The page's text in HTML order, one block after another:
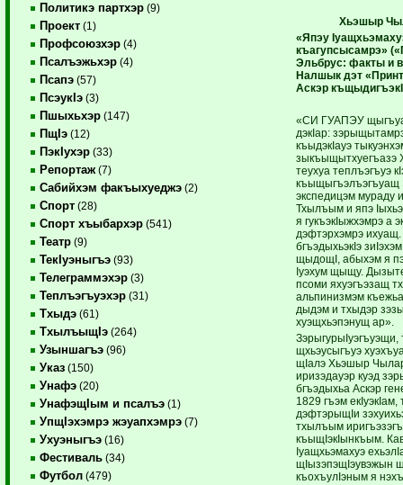
Политикэ партхэр (9)
Проект (1)
Профсоюзхэр (4)
Псалъэжьхэр (4)
Псапэ (57)
ПсэукIэ (3)
Пшыхьхэр (147)
ПщIэ (12)
ПэкIухэр (33)
Репортаж (7)
Сабийхэм факъыхуеджэ (2)
Спорт (28)
Спорт хъыбархэр (541)
Театр (9)
ТекIуэныгъэ (93)
Телеграммэхэр (3)
Теплъэгъуэхэр (31)
Тхыдэ (61)
ТхылъыщIэ (264)
Узыншагъэ (96)
Указ (150)
Унафэ (20)
УнафэщIым и псалъэ (1)
УпщIэхэмрэ жэуапхэмрэ (7)
Ухуэныгъэ (16)
Фестиваль (34)
Футбол (479)
Хьэшыр
«Япэу
къагупсысамрэ»
Эльбрус: факты и
Налшык дэт
Аскэр
«СИ ГУАПЭУ
дэкIар:
къыдэкIауэ
теухуа теплъэгъуэ
къыщыгъэлъэгъуащ
экспедицэм мураду
Тхылъым и япэ
я гукъэкIыжхэмрэ а
дэфтэрхэмрэ
бгъэдыхьэкIэ
щыдощI, абыхэм я
Iуэхум щыщу.
псоми яхуэгъэзащ
альпинизмэм
дыдэм и тхыдэр
хуэщхьэпэнущ ар».
щхьэусыгъуэ
щIалэ Хьэшыр
иризэдауэр куэд
бгъэдыхьа Аскэр
1829 гъэм
дэфтэрыщIи
тхылъым
къыщIэкIынкъым.
Iуащхьэмахуэ
щIызэпэщIэувэжын
къохъулIэным я